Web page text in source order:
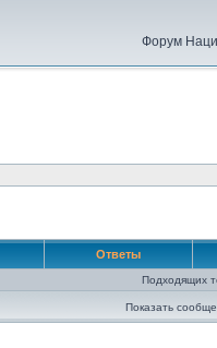
Форум
Ответы
Подходящих
Показать